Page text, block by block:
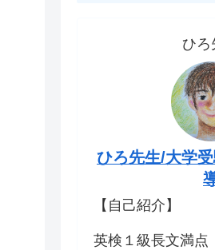
ひろ
ひろ先生/大学
【自己紹介】
英検１級長文満点